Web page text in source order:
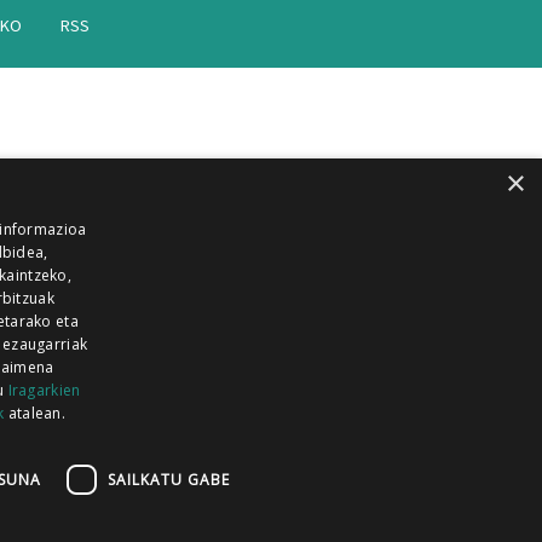
RSS
GUKA
GUKA ZUMAIA GUKA
×
eta
Iragarkien
atalean.
SAILKATU GABE